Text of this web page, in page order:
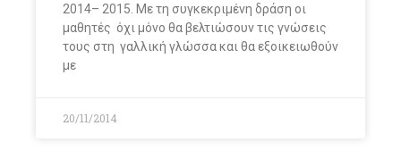
2014– 2015. Με τη συγκεκριμένη δράση οι
μαθητές όχι μόνο θα βελτιώσουν τις γνώσεις
τους στη γαλλική γλώσσα και θα εξοικειωθούν
με
20/11/2014